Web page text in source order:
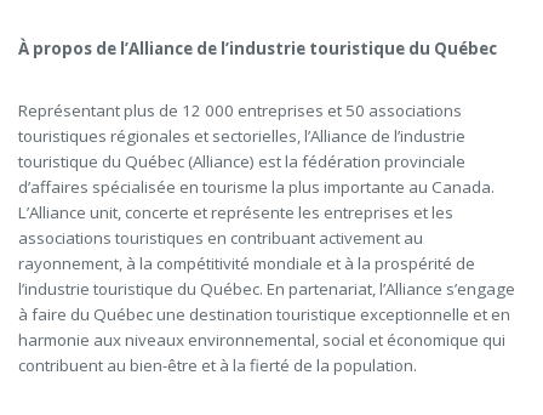
À propos de l’Alliance de l’industrie touristique du Québec
Représentant plus de 12 000 entreprises et 50 associations
touristiques régionales et sectorielles, l’Alliance de l’industrie
touristique du Québec (Alliance) est la fédération provinciale
d’affaires spécialisée en tourisme la plus importante au Canada.
L’Alliance unit, concerte et représente les entreprises et les
associations touristiques en contribuant activement au
rayonnement, à la compétitivité mondiale et à la prospérité de
l’industrie touristique du Québec. En partenariat, l’Alliance s’engage
à faire du Québec une destination touristique exceptionnelle et en
harmonie aux niveaux environnemental, social et économique qui
contribuent au bien-être et à la fierté de la population.